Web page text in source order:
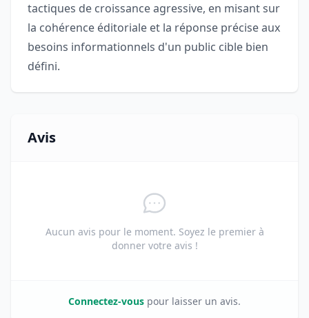
tactiques de croissance agressive, en misant sur
la cohérence éditoriale et la réponse précise aux
besoins informationnels d'un public cible bien
défini.
Avis
Aucun avis pour le moment. Soyez le premier à
donner votre avis !
Connectez-vous pour laisser un avis.